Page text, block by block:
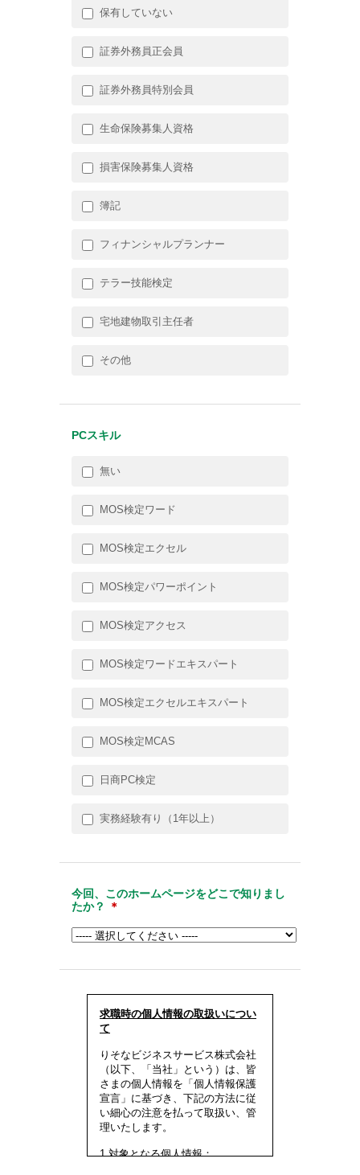
保有していない
証券外務員正会員
証券外務員特別会員
生命保険募集人資格
損害保険募集人資格
簿記
フィナンシャルプランナー
テラー技能検定
宅地建物取引主任者
その他
PCスキル
無い
MOS検定ワード
MOS検定エクセル
MOS検定パワーポイント
MOS検定アクセス
MOS検定ワードエキスパート
MOS検定エクセルエキスパート
MOS検定MCAS
日商PC検定
実務経験有り（1年以上）
今回、このホームページをどこで知りまし
たか？
＊
求職時の個人情報の取扱いについ
て
りそなビジネスサービス株式会社
（以下、「当社」という）は、皆
さまの個人情報を「個人情報保護
宣言」に基づき、下記の方法に従
い細心の注意を払って取扱い、管
理いたします。
1.対象となる個人情報：